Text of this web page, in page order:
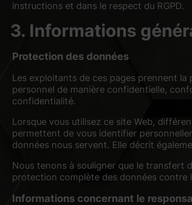
instructions et dans le respect du RGPD.
3. Informations
Protection des données
Les exploitants de ces pages prennent
personnel de manière confidentielle,
confidentialité.
Lorsque vous utilisez ce site Web,
permettent de vous identifier
données nous servent. Elle décrit
Nous tenons à souligner que le transfert
protection complète des données contre
Informations concernant le